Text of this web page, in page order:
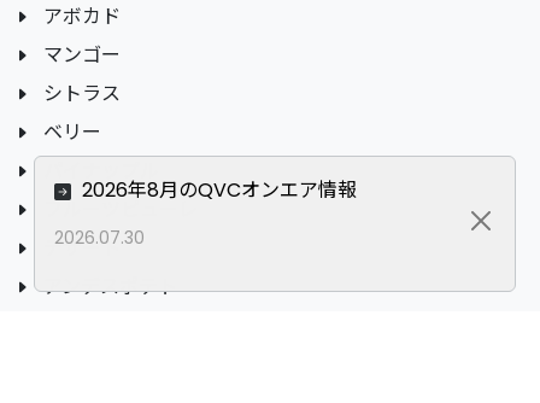
アボカド
マンゴー
シトラス
ベリー
フルーツピューレ
デザート
アンデスポテト
2026年8月のQVCオンエア情報
2026.07.30 Close